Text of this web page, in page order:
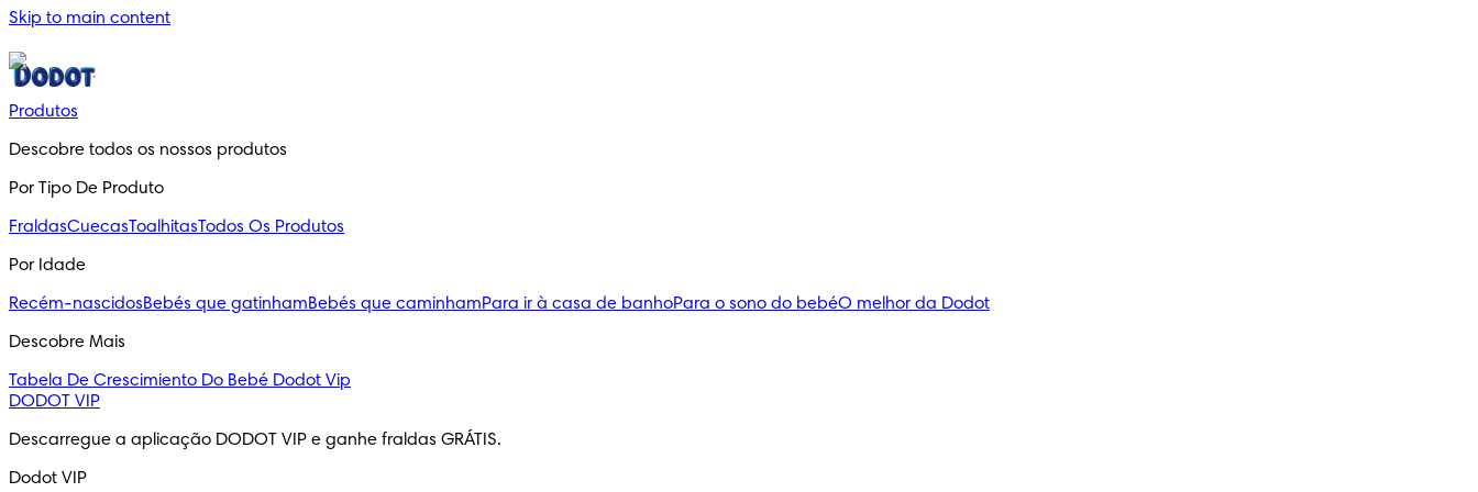
Skip to main content
Produtos
Descobre todos os nossos produtos
Por Tipo De Produto
FraldasCuecasToalhitasTodos Os Produtos
Por Idade
Recém-nascidosBebés que gatinhamBebés que caminhamPara ir à casa de banhoPara o sono do bebéO melhor da Dodot
Descobre Mais
Tabela De Crescimiento Do Bebé Dodot Vip
DODOT VIP
Descarregue a aplicação DODOT VIP e ganhe fraldas GRÁTIS.
Dodot VIP